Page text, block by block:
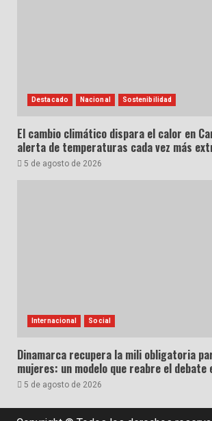
Destacado Nacional Sostenibilidad
El cambio climático dispara el calor en
alerta de temperaturas cada vez más
5 de agosto de 2026
Internacional Social
Dinamarca recupera la mili obligatoria
mujeres: un modelo que reabre el debate
5 de agosto de 2026